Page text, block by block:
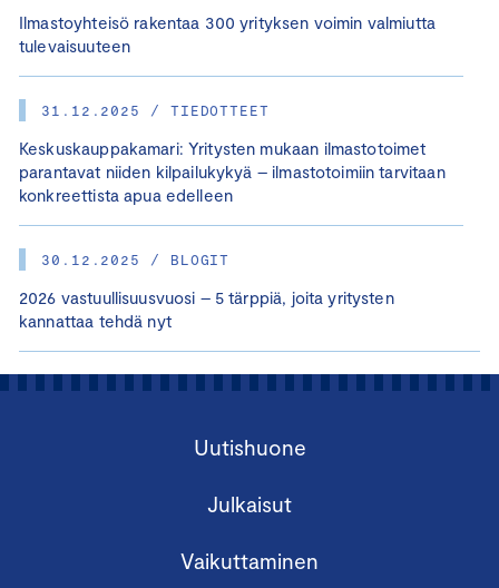
Ilmastoyhteisö rakentaa 300 yrityksen voimin valmiutta
tulevaisuuteen
31.12.2025 / TIEDOTTEET
Keskuskauppakamari: Yritysten mukaan ilmastotoimet
parantavat niiden kilpailukykyä – ilmastotoimiin tarvitaan
konkreettista apua edelleen
30.12.2025 / BLOGIT
2026 vastuullisuusvuosi – 5 tärppiä, joita yritysten
kannattaa tehdä nyt
Uutishuone
Julkaisut
Vaikuttaminen